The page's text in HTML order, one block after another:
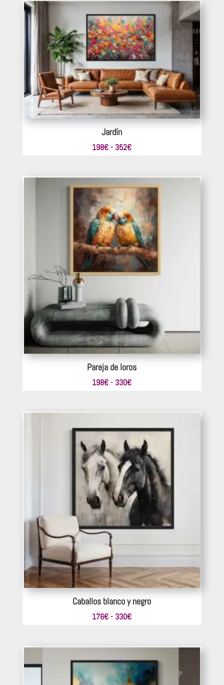
176€
hasta
297€
Jardín
198€ - 352€Rango
desde
198€
hasta
352€
Pareja de loros
198€ - 330€Rango
198€
hasta
330€
Caballos blanco y negro
176€ - 330€Rango
176€
hasta